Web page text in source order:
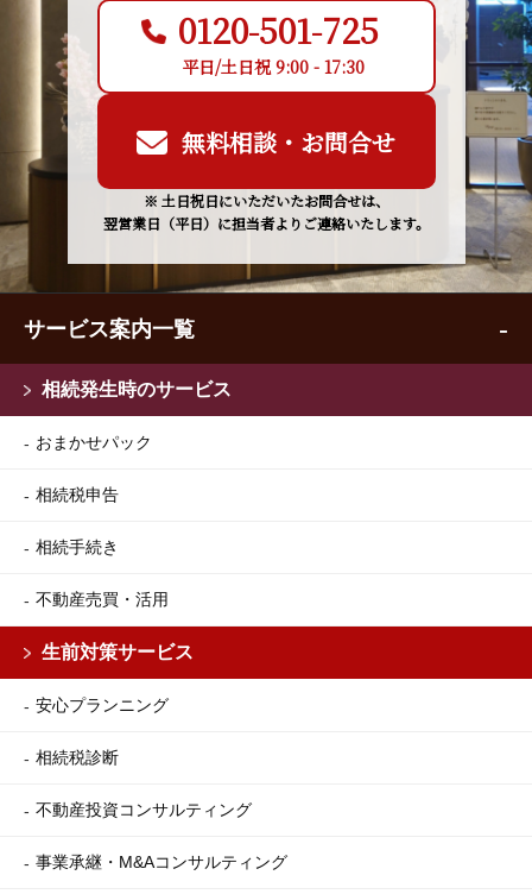
0120-501-725
平日/土日祝 9:00 - 17:30
無料相談・お問合せ
※ 土日祝日にいただいたお問合せは、
翌営業日（平日）に担当者よりご連絡いたします。
サービス案内一覧
相続発生時のサービス
おまかせパック
相続税申告
相続手続き
不動産売買・活用
生前対策サービス
安心プランニング
相続税診断
不動産投資コンサルティング
事業承継・M&Aコンサルティング